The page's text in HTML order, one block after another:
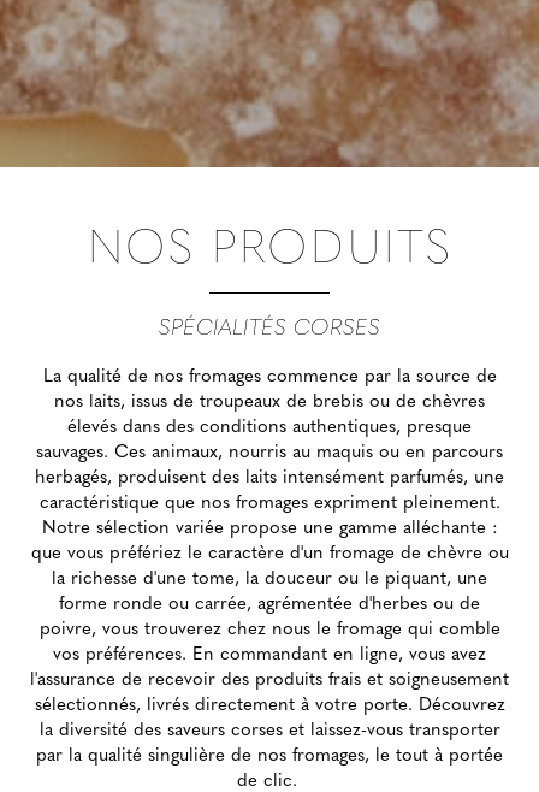
NOS PRODUITS
SPÉCIALITÉS CORSES
La qualité de nos fromages commence par la source de
nos laits, issus de troupeaux de brebis ou de chèvres
élevés dans des conditions authentiques, presque
sauvages. Ces animaux, nourris au maquis ou en parcours
herbagés, produisent des laits intensément parfumés, une
caractéristique que nos fromages expriment pleinement.
Notre sélection variée propose une gamme alléchante :
que vous préfériez le caractère d'un fromage de chèvre ou
la richesse d'une tome, la douceur ou le piquant, une
forme ronde ou carrée, agrémentée d'herbes ou de
poivre, vous trouverez chez nous le fromage qui comble
vos préférences. En commandant en ligne, vous avez
l'assurance de recevoir des produits frais et soigneusement
sélectionnés, livrés directement à votre porte. Découvrez
la diversité des saveurs corses et laissez-vous transporter
par la qualité singulière de nos fromages, le tout à portée
de clic.